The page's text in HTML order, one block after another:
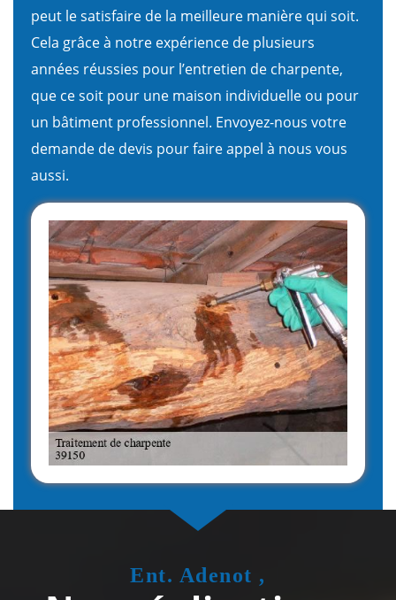
peut le satisfaire de la meilleure manière qui soit.
Cela grâce à notre expérience de plusieurs
années réussies pour l’entretien de charpente,
que ce soit pour une maison individuelle ou pour
un bâtiment professionnel. Envoyez-nous votre
demande de devis pour faire appel à nous vous
aussi.
Ent. Adenot ,